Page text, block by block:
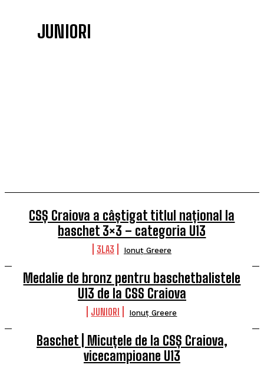
JUNIORI
CSȘ Craiova a câștigat titlul național la
baschet 3×3 – categoria U13
3LA3 Ionuț Greere
Medalie de bronz pentru baschetbalistele
U13 de la CSS Craiova
JUNIORI Ionuț Greere
Baschet | Micuțele de la CSȘ Craiova,
vicecampioane U13